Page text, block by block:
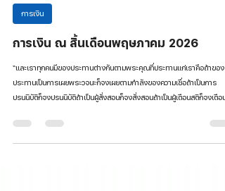
การเงิน ณ สิ้นเดือนพฤษภาคม 2026
ประทานเป็นการเผยพระวจนะก็จงเผยตามกำลังของความเชื่อถ้าเป็นการ
ปรนนิบัติก็จงปรนนิบัติถ้าเป็นผู้สั่งสอนก็จงสั่งสอนถ้าเป็นผู้เตือนสติก็จงเตือน